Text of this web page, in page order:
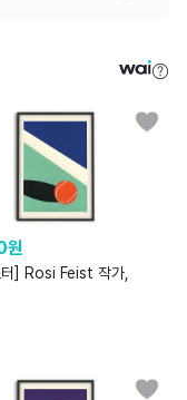
원
터] Rosi Feist 작가,